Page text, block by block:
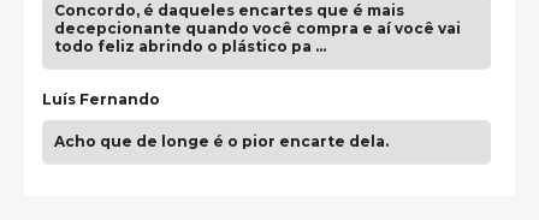
Concordo, é daqueles encartes que é mais
decepcionante quando você compra e aí você vai
todo feliz abrindo o plástico pa …
Luís Fernando
Acho que de longe é o pior encarte dela.